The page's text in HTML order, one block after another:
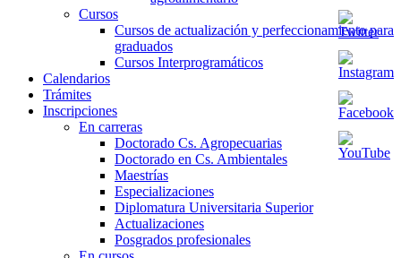
Cursos
Cursos de actualización y perfeccionamiento para
graduados
Cursos Interprogramáticos
Calendarios
Trámites
Inscripciones
En carreras
Doctorado Cs. Agropecuarias
Doctorado en Cs. Ambientales
Maestrías
Especializaciones
Diplomatura Universitaria Superior
Actualizaciones
Posgrados profesionales